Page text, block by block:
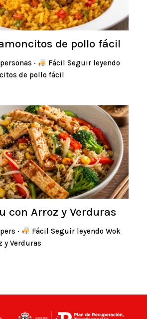
de pollo fácil
·
Fácil Seguir leyendo
de pollo fácil
con Arroz y Verduras
·
Fácil Seguir leyendo Wok
y Verduras